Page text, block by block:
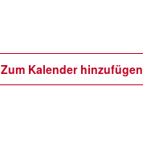
Zum Kalender hinzufügen